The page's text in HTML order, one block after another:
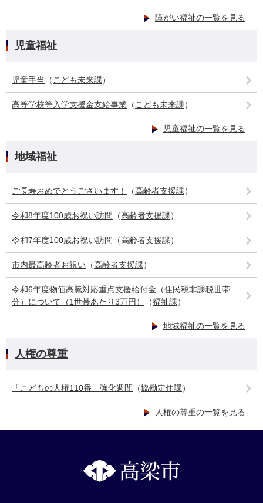
障がい福祉の一覧を見る
児童福祉
児童手当 （ こども未来課）
高等学校等入学支援金支給事業 （ こども未来課）
児童福祉の一覧を見る
地域福祉
ご長寿おめでとうございます！ （高齢者支援課）
令和8年度100歳お祝い訪問 （高齢者支援課）
令和7年度100歳お祝い訪問 （高齢者支援課）
市内最高齢者お祝い （高齢者支援課）
令和6年度物価高騰対応重点支援給付金（住民税非課税世帯
分）について（1世帯あたり3万円）
（福祉課）
地域福祉の一覧を見る
人権の尊重
「こどもの人権110番」強化週間 （協働定住課）
人権の尊重の一覧を見る